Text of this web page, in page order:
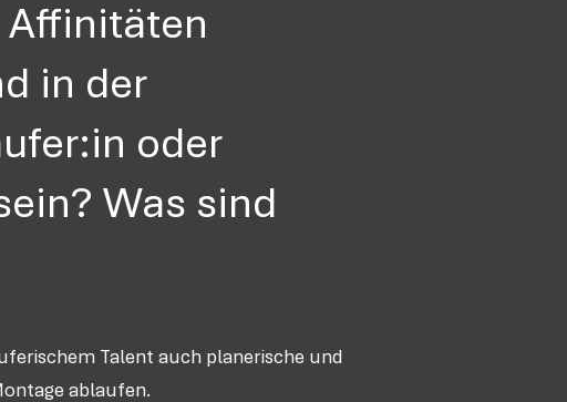
Affinitäten
in der
oder
Was sind
Talent auch planerische und
ablaufen.